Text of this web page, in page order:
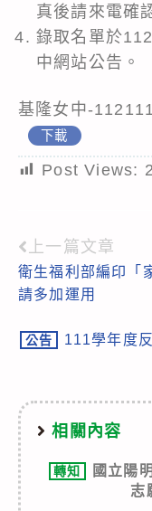
真後請來電確
錄取名單於
中網站公告。
基隆女中-
下載
Post Views:
Read
more
上一篇文章
衛生福利部編印「
請多加運用
公告
111學年度
相關內容
轉知
國立陽
志